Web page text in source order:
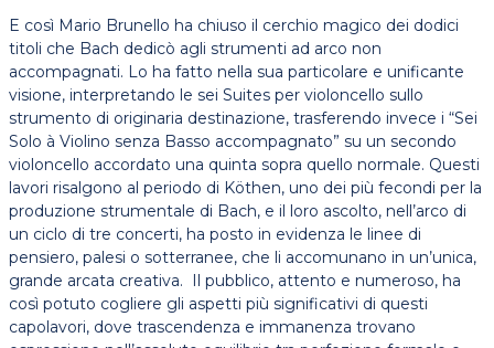
E così Mario Brunello ha chiuso il cerchio magico dei dodici
titoli che Bach dedicò agli strumenti ad arco non
accompagnati. Lo ha fatto nella sua particolare e unificante
visione, interpretando le sei Suites per violoncello sullo
strumento di originaria destinazione, trasferendo invece i “Sei
Solo à Violino senza Basso accompagnato” su un secondo
violoncello accordato una quinta sopra quello normale. Questi
lavori risalgono al periodo di Köthen, uno dei più fecondi per la
produzione strumentale di Bach, e il loro ascolto, nell’arco di
un ciclo di tre concerti, ha posto in evidenza le linee di
pensiero, palesi o sotterranee, che li accomunano in un’unica,
grande arcata creativa. Il pubblico, attento e numeroso, ha
così potuto cogliere gli aspetti più significativi di questi
capolavori, dove trascendenza e immanenza trovano